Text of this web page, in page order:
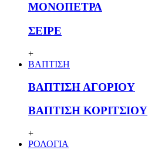
ΜΟΝΟΠΕΤΡΑ
ΣΕΙΡΕ
+
ΒΑΠΤΙΣΗ
ΒΑΠΤΙΣΗ ΑΓΟΡΙΟΥ
ΒΑΠΤΙΣΗ ΚΟΡΙΤΣΙΟΥ
+
ΡΟΛΟΓΙΑ